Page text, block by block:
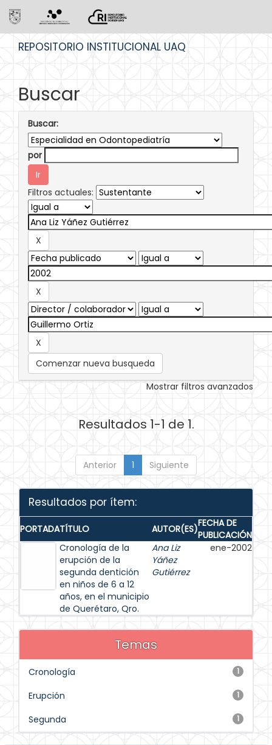
REPOSITORIO INSTITUCIONAL UAQ
Buscar
Buscar:
por
Filtros actuales:
Comenzar nueva busqueda
Mostrar filtros avanzados
Resultados 1-1 de 1.
Anterior 1 Siguiente
Resultados por ítem:
PORTADATÍTULO AUTOR(ES)FECHA DE
PUBLICACIÓN
Cronología de la
erupción de la
segunda dentición
en niños de 6 a 12
años, en el municipio
de Querétaro, Qro.
Ana Liz
Yáñez
Gutiérrez
ene-2002
Temas
1
Cronología
1
Erupción
1
Segunda